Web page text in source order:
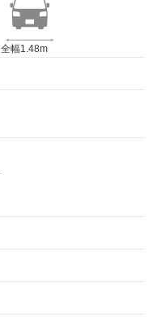
全幅1.48m